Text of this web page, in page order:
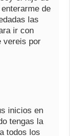
de
las
ir con
vereis por
inicios en
tengas la
todos los